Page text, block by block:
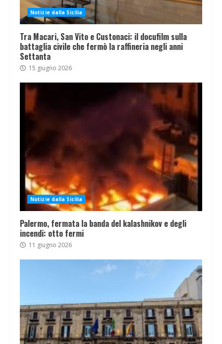
Notizie dalla Sicilia
Tra Macari, San Vito e Custonaci: il docufilm sulla
battaglia civile che fermò la raffineria negli anni
Settanta
15 giugno 2026
Notizie dalla Sicilia
Palermo, fermata la banda del kalashnikov e degli
incendi: otto fermi
11 giugno 2026